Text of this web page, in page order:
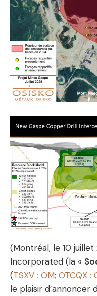
(Montréal, le 10
Incorporated (la «
(TSXV : OM; OTCQX :
le plaisir d’annoncer